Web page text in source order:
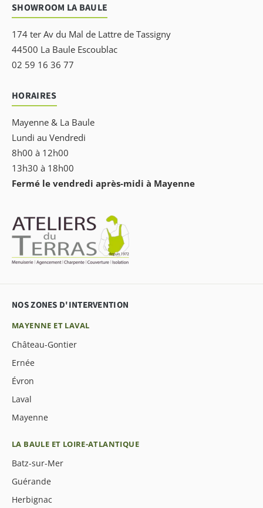
SHOWROOM LA BAULE
174 ter Av du Mal de Lattre de Tassigny
44500 La Baule Escoublac
02 59 16 36 77
HORAIRES
Mayenne & La Baule
Lundi au Vendredi
8h00 à 12h00
13h30 à 18h00
Fermé le vendredi après-midi à Mayenne
NOS ZONES D'INTERVENTION
MAYENNE ET LAVAL
Château-Gontier
Ernée
Évron
Laval
Mayenne
LA BAULE ET LOIRE-ATLANTIQUE
Batz-sur-Mer
Guérande
Herbignac